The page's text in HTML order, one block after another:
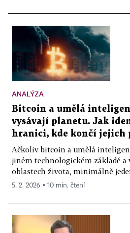
ANALÝZA
Bitcoin a umělá
vysávají planetu. Jak
hranici, kde končí jejich
Ačkoliv bitcoin a umělá
jiném technologickém základě a
oblastech života, minimálně
5. 2. 2026 ▪ 10 min. čtení